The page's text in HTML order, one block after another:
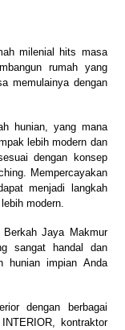
milenial hits masa
rumah yang
memulainya dengan
hunian, yang mana
lebih modern dan
dengan konsep
Mempercayakan
menjadi langkah
modern.
Berkah Jaya Makmur
sangat handal dan
hunian impian Anda
dengan berbagai
kontraktor